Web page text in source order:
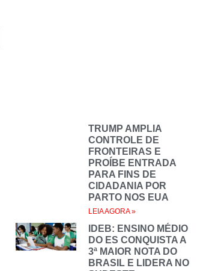
TRUMP AMPLIA
CONTROLE DE
FRONTEIRAS E
PROÍBE ENTRADA
PARA FINS DE
CIDADANIA POR
PARTO NOS EUA
LEIA AGORA »
IDEB: ENSINO MÉDIO
DO ES CONQUISTA A
3ª MAIOR NOTA DO
BRASIL E LIDERA NO